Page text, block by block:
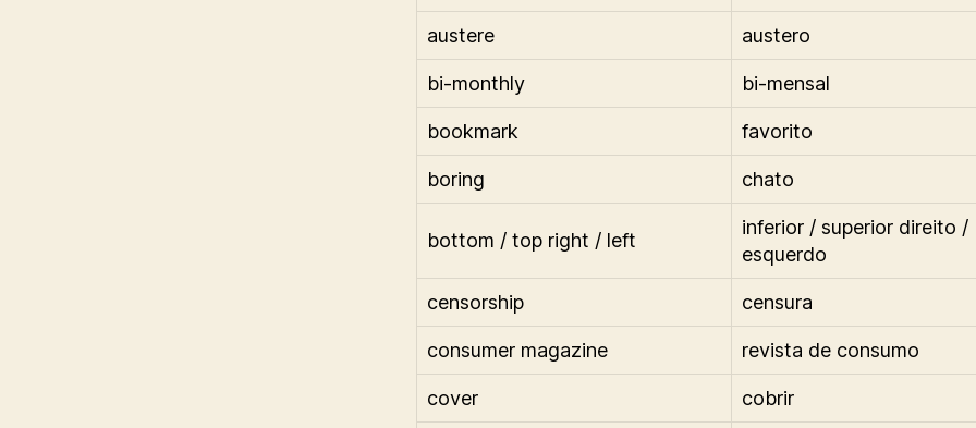
austere austero
bi-monthly bi-mensal
bookmark favorito
boring chato
bottom / top right / left
inferior / superior direito /
esquerdo
censorship censura
consumer magazine revista de consumo
cover cobrir